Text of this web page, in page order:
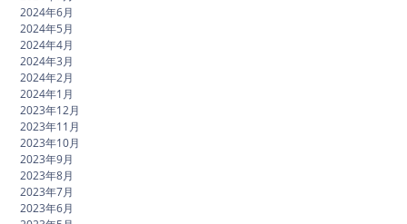
2024年6月
2024年5月
2024年4月
2024年3月
2024年2月
2024年1月
2023年12月
2023年11月
2023年10月
2023年9月
2023年8月
2023年7月
2023年6月